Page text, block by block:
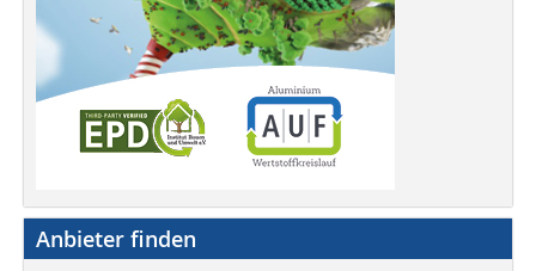
Anbieter finden